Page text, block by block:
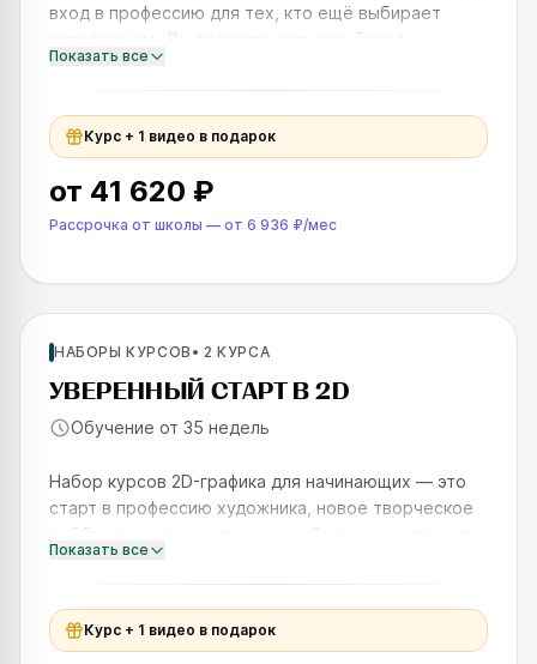
вход в профессию для тех, кто ещё выбирает
направление. Вы получите сильную базу в
востребованных сферах, разберётесь, что вам
Показать все
Курс + 1 видео в подарок
от 41 620 ₽
Рассрочка от школы — от 6 936 ₽/мес
SKILLS UP
НАБОРЫ КУРСОВ •2 КУРСА
УВЕРЕННЫЙ СТАРТ В 2D
Обучение от 35 недель
Набор курсов 2D-графика для начинающих — это
старт в профессию художника, новое творческое
хобби или шаг к реализации собственного проекта.
Вы получите прочную базу по прикладному
Показать все
Курс + 1 видео в подарок